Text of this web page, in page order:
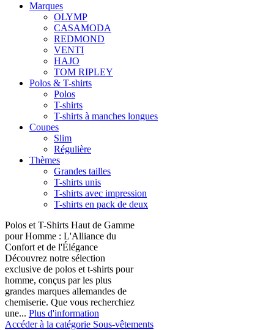
Marques
OLYMP
CASAMODA
REDMOND
VENTI
HAJO
TOM RIPLEY
Polos & T-shirts
Polos
T-shirts
T-shirts à manches longues
Coupes
Slim
Régulière
Thèmes
Grandes tailles
T-shirts unis
T-shirts avec impression
T-shirts en pack de deux
Polos et T-Shirts Haut de Gamme
pour Homme : L'Alliance du
Confort et de l'Élégance
Découvrez notre sélection
exclusive de polos et t-shirts pour
homme, conçus par les plus
grandes marques allemandes de
chemiserie. Que vous recherchiez
une... Plus d'information
Accéder à la catégorie Sous-vêtements